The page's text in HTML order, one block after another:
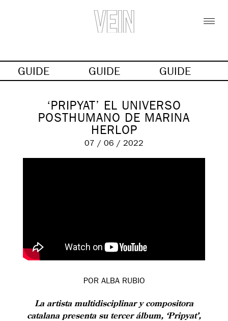
GUIDE GUIDE GUIDE
‘PRIPYAT’ EL UNIVERSO
POSTHUMANO DE MARINA
HERLOP
07 / 06 / 2022
POR ALBA RUBIO
La artista multidisciplinar y compositora
catalana presenta su tercer álbum, ‘Pripyat’,